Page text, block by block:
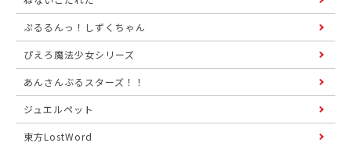
ぷるるんっ！しずくちゃん
ぴえろ魔法少女シリーズ
あんさんぶるスターズ！！
ジュエルペット
東方LostWord